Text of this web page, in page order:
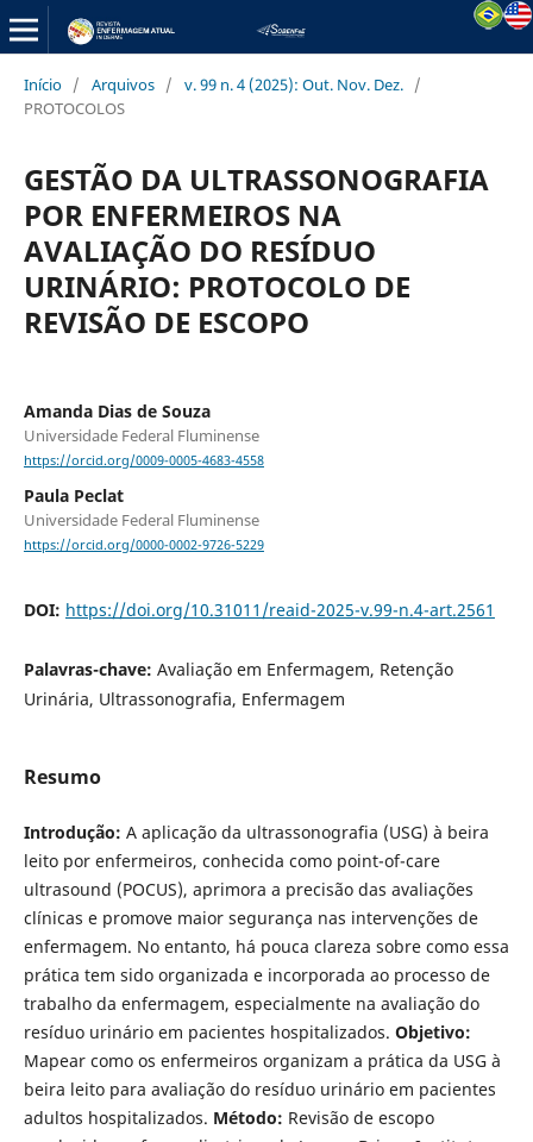
Início / Arquivos / v. 99 n. 4 (2025): Out. Nov. Dez. /
PROTOCOLOS
GESTÃO DA ULTRASSONOGRAFIA
POR ENFERMEIROS NA
AVALIAÇÃO DO RESÍDUO
URINÁRIO: PROTOCOLO DE
REVISÃO DE ESCOPO
Amanda Dias de Souza
Universidade Federal Fluminense
https://orcid.org/0009-0005-4683-4558
Paula Peclat
Universidade Federal Fluminense
https://orcid.org/0000-0002-9726-5229
DOI: https://doi.org/10.31011/reaid-2025-v.99-n.4-art.2561
Palavras-chave: Avaliação em Enfermagem, Retenção
Urinária, Ultrassonografia, Enfermagem
Resumo
Introdução: A aplicação da ultrassonografia (USG) à beira
leito por enfermeiros, conhecida como point-of-care
ultrasound (POCUS), aprimora a precisão das avaliações
clínicas e promove maior segurança nas intervenções de
enfermagem. No entanto, há pouca clareza sobre como essa
prática tem sido organizada e incorporada ao processo de
trabalho da enfermagem, especialmente na avaliação do
resíduo urinário em pacientes hospitalizados. Objetivo:
Mapear como os enfermeiros organizam a prática da USG à
beira leito para avaliação do resíduo urinário em pacientes
adultos hospitalizados. Método: Revisão de escopo